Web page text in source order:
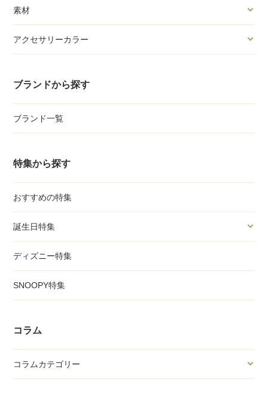
素材
アクセサリーカラー
ブランドから探す
ブランド一覧
特集から探す
おすすめの特集
誕生日特集
ディズニー特集
SNOOPY特集
コラム
コラムカテゴリー